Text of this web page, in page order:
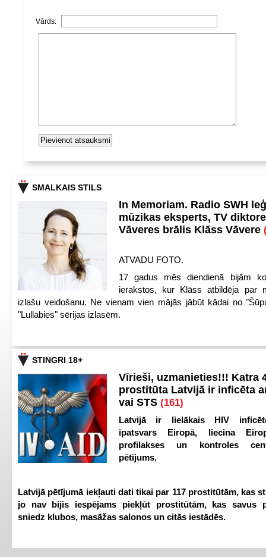
Vārds:
SMALKAIS STILS
In Memoriam. Radio SWH
mūzikas eksperts, TV
Vāveres brālis Klāss Vāvere
ATVADU FOTO.
17 gadus mēs diendienā bijām
ierakstos, kur Klāss atbildēja par
izlašu veidošanu. Ne vienam vien mājās jābūt kādai no
"Lullabies" sērijas izlasēm.
STINGRI 18+
Vīrieši, uzmanieties!!! Katra
prostitūta Latvijā ir inficēta
vai STS (161)
Latvijā ir lielākais HIV
īpatsvars Eiropā, liecina
profilakses un kontroles
pētījums.
Latvijā pētījumā iekļauti dati tikai par 117 prostitūtām, kas
jo nav bijis iespējams piekļūt prostitūtām, kas savus
sniedz klubos, masāžas salonos un citās iestādēs.